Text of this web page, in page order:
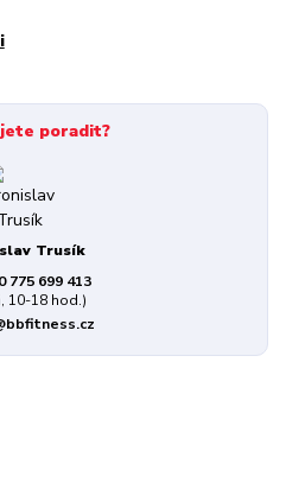
poradit?
Trusík
775 699 413
10-18 hod.)